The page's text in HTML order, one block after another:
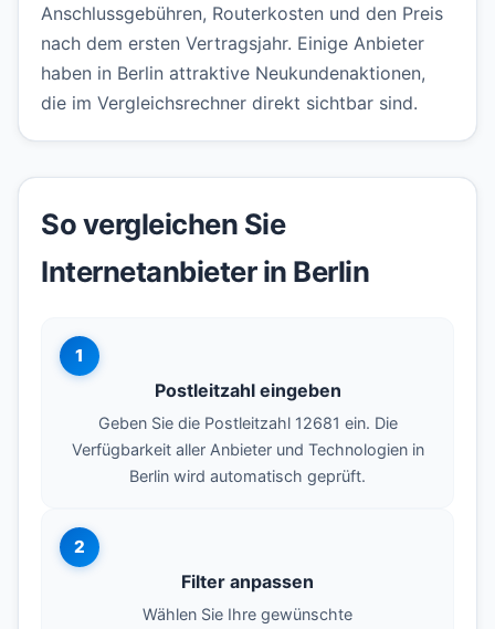
Anschlussgebühren, Routerkosten und den Preis
nach dem ersten Vertragsjahr. Einige Anbieter
haben in Berlin attraktive Neukundenaktionen,
die im Vergleichsrechner direkt sichtbar sind.
So vergleichen Sie
Internetanbieter in Berlin
1
Postleitzahl eingeben
Geben Sie die Postleitzahl 12681 ein. Die
Verfügbarkeit aller Anbieter und Technologien in
Berlin wird automatisch geprüft.
2
Filter anpassen
Wählen Sie Ihre gewünschte